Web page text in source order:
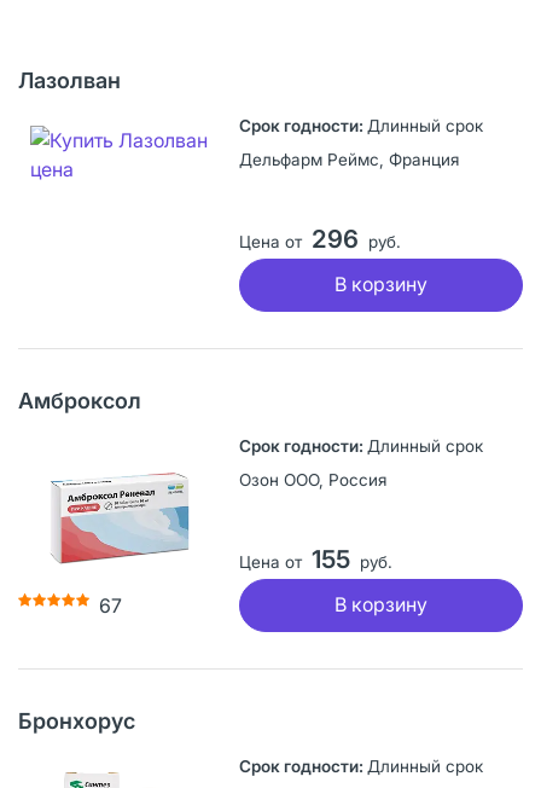
Лазолван
Длинный срок
Дельфарм Реймс, Франция
Цена от 296 руб.
В корзину
Амброксол
67
Длинный срок
Озон ООО, Россия
Цена от 155 руб.
В корзину
Бронхорус
Длинный срок